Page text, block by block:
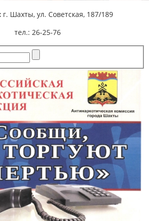
г. Шахты, ул. Советская, 187/189
тел.: 26-25-76